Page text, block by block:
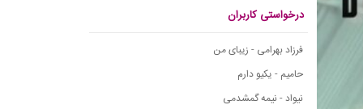
درخواستی کاربران
فرزاد بهرامی - زیبای من
حامیم - یکیو دارم
نیواد - نیمه گمشدمی